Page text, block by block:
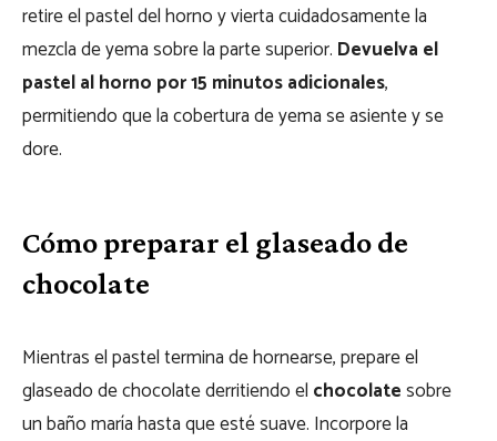
retire el pastel del horno y vierta cuidadosamente la
mezcla de yema sobre la parte superior. Devuelva el
pastel al horno por 15 minutos adicionales,
permitiendo que la cobertura de yema se asiente y se
dore.
Cómo preparar el glaseado de
chocolate
Mientras el pastel termina de hornearse, prepare el
glaseado de chocolate derritiendo el chocolatesobre
un baño maría hasta que esté suave. Incorpore la